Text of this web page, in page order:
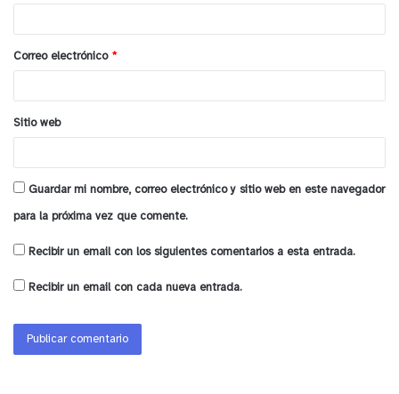
*
Correo electrónico *
Sitio web
Guardar mi nombre, correo electrónico y sitio web en este navegador
para la próxima vez que comente.
Recibir un email con los siguientes comentarios a esta entrada.
Recibir un email con cada nueva entrada.